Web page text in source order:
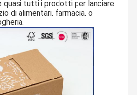
quasi tutti i prodotti per lanciare
di alimentari, farmacia, o